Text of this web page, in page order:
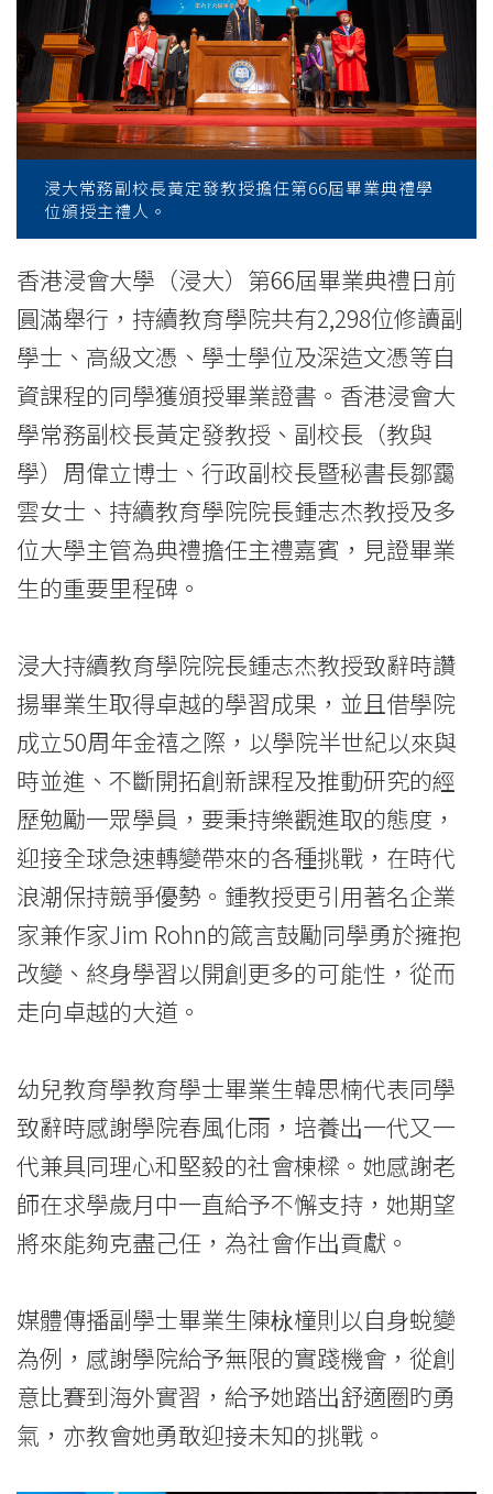
Hong
Kong
Baptist
University
浸大常務副校長黃定發教授擔任第66屆畢業典禮學
位頒授主禮人。
香港浸會大學（浸大）第66屆畢業典禮日前
圓滿舉行，持續教育學院共有2,298位修讀副
學士、高級文憑、學士學位及深造文憑等自
資課程的同學獲頒授畢業證書。香港浸會大
學常務副校長黃定發教授、副校長（教與
學）周偉立博士、行政副校長暨秘書長鄒靄
雲女士、持續教育學院院長鍾志杰教授及多
位大學主管為典禮擔任主禮嘉賓，見證畢業
生的重要里程碑。
浸大持續教育學院院長鍾志杰教授致辭時讚
揚畢業生取得卓越的學習成果，並且借學院
成立50周年金禧之際，以學院半世紀以來與
時並進、不斷開拓創新課程及推動研究的經
歷勉勵一眾學員，要秉持樂觀進取的態度，
迎接全球急速轉變帶來的各種挑戰，在時代
浪潮保持競爭優勢。鍾教授更引用著名企業
家兼作家Jim Rohn的箴言鼓勵同學勇於擁抱
改變、終身學習以開創更多的可能性，從而
走向卓越的大道。
幼兒教育學教育學士畢業生韓思楠代表同學
致辭時感謝學院春風化雨，培養出一代又一
代兼具同理心和堅毅的社會棟樑。她感謝老
師在求學歲月中一直給予不懈支持，她期望
將來能夠克盡己任，為社會作出貢獻。
媒體傳播副學士畢業生陳栐橦則以自身蛻變
為例，感謝學院給予無限的實踐機會，從創
意比賽到海外實習，給予她踏出舒適圈旳勇
氣，亦教會她勇敢迎接未知的挑戰。